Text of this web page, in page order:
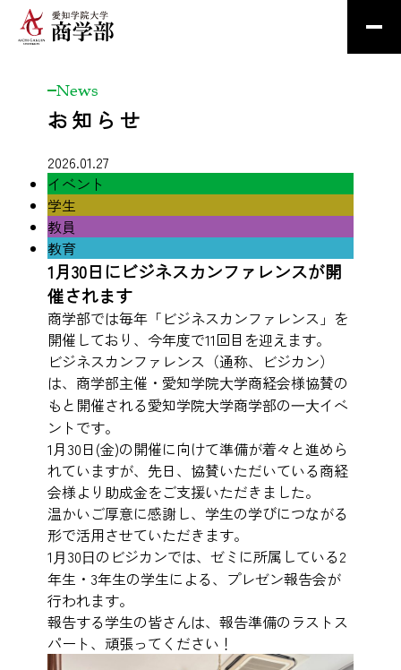
News
お知らせ
2026.01.27
イベント
学生
教員
教育
1月30日にビジネスカンファレンスが開
催されます
商学部では毎年「ビジネスカンファレンス」を
開催しており、今年度で11回目を迎えます。
ビジネスカンファレンス（通称、ビジカン）
は、商学部主催・愛知学院⼤学商経会様協賛の
もと開催される愛知学院⼤学商学部の⼀⼤イベ
ントです。
1月30日(金)の開催に向けて準備が着々と進めら
れていますが、先日、協賛いただいている商経
会様より助成金をご支援いただきました。
温かいご厚意に感謝し、学生の学びにつながる
形で活用させていただきます。
1⽉30⽇のビジカンでは、ゼミに所属している2
年生・3年生の学生による、プレゼン報告会が
行われます。
報告する学生の皆さんは、報告準備のラストス
パート、頑張ってください！